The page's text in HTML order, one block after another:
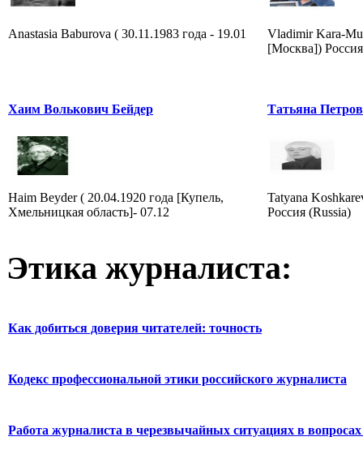
Anastasia Baburova ( 30.11.1983 года - 19.01
Vladimir Kara-
[Москва])
Хаим Волькович Бейдер
Haim Beyder ( 20.04.1920 года [Купель,
Хмельницкая область]- 07.12
Татьяна
Tatyana
Россия (Russia)
Этика журналиста:
Как добиться доверия читателей: точность
Кодекс профессиональной этики российского журналиста
Работа журналиста в черезвычайных ситуациях в вопросах